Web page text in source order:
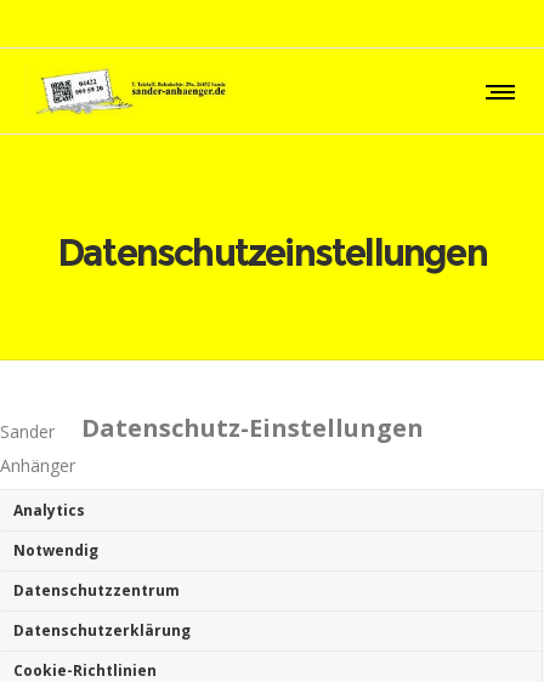
Datenschutzeinstellungen
Sander
Anhänger
Datenschutz-Einstellungen
Analytics
Notwendig
Datenschutzzentrum
Datenschutzerklärung
Cookie-Richtlinien